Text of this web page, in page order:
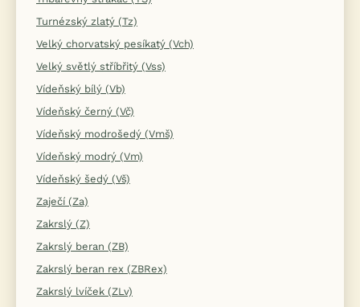
Turnézský zlatý (Tz)
Velký chorvatský pesíkatý (Vch)
Velký světlý stříbřitý (Vss)
Vídeňský bílý (Vb)
Vídeňský černý (Vč)
Vídeňský modrošedý (Vmš)
Vídeňský modrý (Vm)
Vídeňský šedý (Vš)
Zaječí (Za)
Zakrslý (Z)
Zakrslý beran (ZB)
Zakrslý beran rex (ZBRex)
Zakrslý lvíček (ZLv)